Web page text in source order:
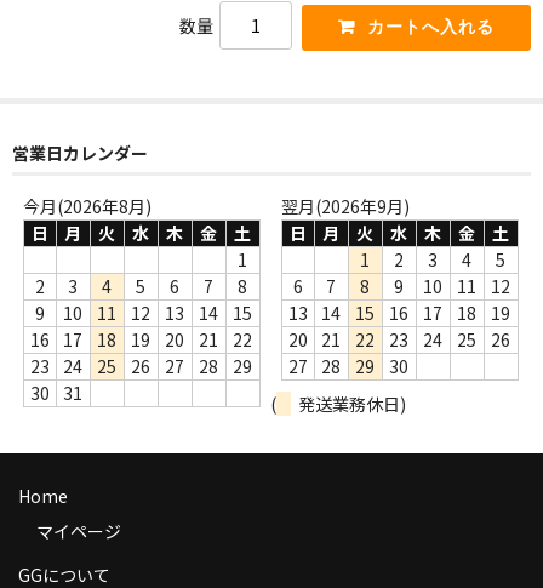
レア盤（1万円以上）
Webのみ no.2
Webのみ no.3
Webのみ no.4
売り切れ
送料
商品の発送
数量
営業日カレンダー
今月(2026年8月)
日
月 火 水 木 金
土
1
2
3 4 5 6 7
8
9
10 11 12 13 14
15
16
17 18 19 20 21
22
23
24 25 26 27 28
29
30
31
翌月(2026年9月)
日
月 火 水 木 金
土
1
2 3 4
5
6
7 8 9 10 11
12
13
14 15 16 17 18
19
20
21 22 23 24 25
26
27
28 29
30
(
発送業務休日)
Home
マイページ
GGについて